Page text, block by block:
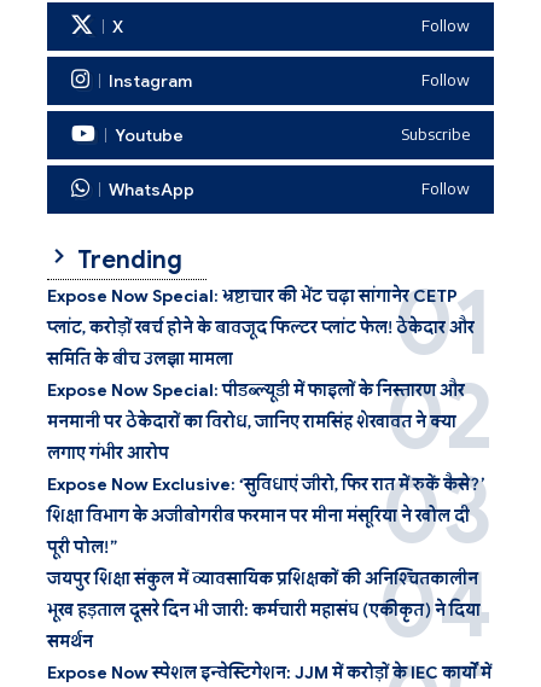
X Follow
Instagram Follow
Youtube Subscribe
WhatsApp Follow
Trending
Expose Now Special: भ्रष्टाचार की भेंट चढ़ा सांगानेर CETP
प्लांट, करोड़ों खर्च होने के बावजूद फिल्टर प्लांट फेल! ठेकेदार और
समिति के बीच उलझा मामला
Expose Now Special: पीडब्ल्यूडी में फाइलों के निस्तारण और
मनमानी पर ठेकेदारों का विरोध, जानिए रामसिंह शेखावत ने क्या
लगाए गंभीर आरोप
Expose Now Exclusive: ‘सुविधाएं जीरो, फिर रात में रुकें कैसे?’
शिक्षा विभाग के अजीबोगरीब फरमान पर मीना मंसूरिया ने खोल दी
पूरी पोल!”
जयपुर शिक्षा संकुल में व्यावसायिक प्रशिक्षकों की अनिश्चितकालीन
भूख हड़ताल दूसरे दिन भी जारी: कर्मचारी महासंघ (एकीकृत) ने दिया
समर्थन
Expose Now स्पेशल इन्वेस्टिगेशन: JJM में करोड़ों के IEC कार्यों में